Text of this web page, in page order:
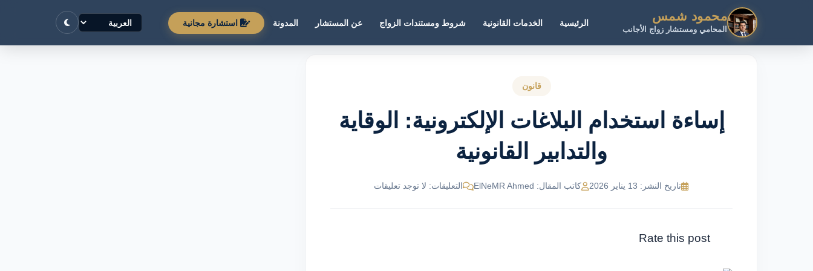
محمود شمس
المحامي ومستشار زواج الأجانب
الرئيسية الخدمات القانونية شروط ومستندات الزواج عن المستشار المدونة استشارة مجانية
قانون
إساءة استخدام البلاغات الإلكترونية: الوقاية
والتدابير القانونية
تاريخ النشر: 13 يناير 2026 كاتب المقال: ElNeMR Ahmed التعليقات: لا توجد تعليقات
Rate this post